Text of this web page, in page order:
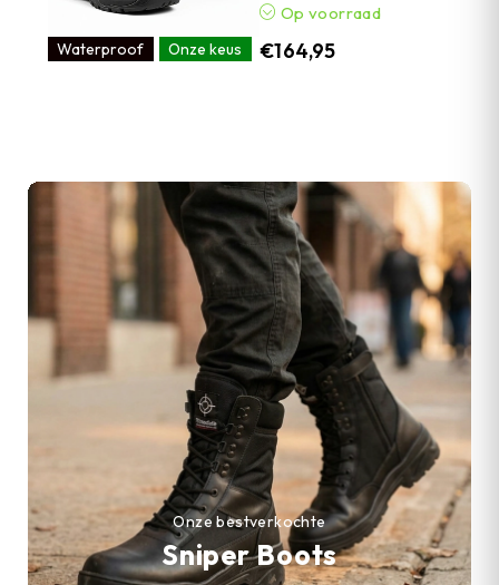
Waterproof Onze keus
Op voorraad
€164,95
Sniper Boots
Onze bestverkochte